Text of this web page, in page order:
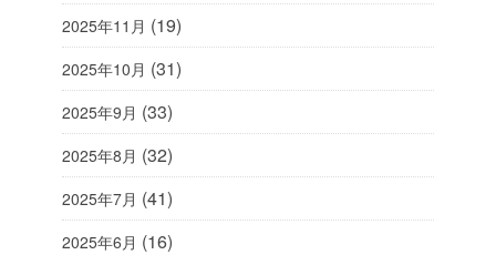
2025年11月 (19)
2025年10月 (31)
2025年9月 (33)
2025年8月 (32)
2025年7月 (41)
2025年6月 (16)